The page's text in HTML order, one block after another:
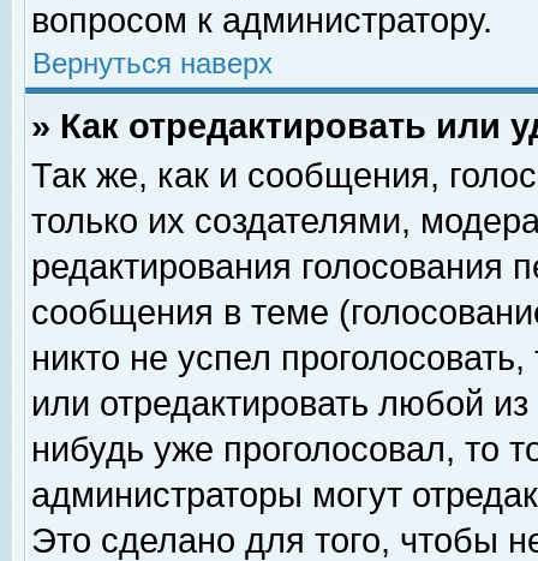
вопросом к администратору.
Вернуться наверх
» Как отредактировать или
Так же, как и сообщения,
только их создателями,
редактирования голосования
сообщения в теме
никто не успел
или отредактировать любой
нибудь уже проголосовал, то
администраторы могут
Это сделано для того, чтобы